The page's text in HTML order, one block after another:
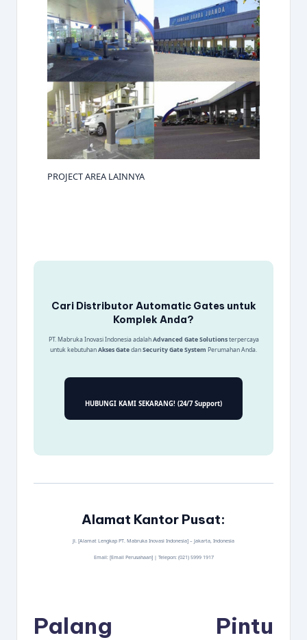
PROJECT AREA LAINNYA
Cari Distributor Automatic Gatesuntuk
Komplek Anda?
PT. Mabruka Inovasi Indonesia adalahAdvanced Gate Solutionsterpercaya
untuk kebutuhanAkses GatedanSecurity Gate System Perumahan Anda.
HUBUNGI KAMI SEKARANG! (24/7 Support)
Alamat Kantor Pusat:
Jl. [Alamat Lengkap PT. Mabruka Inovasi Indonesia] – Jakarta, Indonesia
Email: [Email Perusahaan] | Telepon: (021) 5999 1917
Palang Pintu